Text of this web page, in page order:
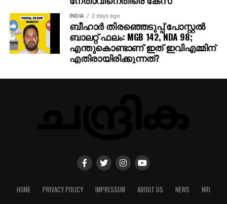
INDIA 2 days ago
ബീഹാർ തിരഞ്ഞെടുപ്പ് പോസ്റ്റൽ
ബാലറ്റ് ഫലം: MGB 142, NDA 98;
എന്തുകൊണ്ടാണ് ഇത് ഇവിഎമ്മിന്
എതിരായിരിക്കുന്നത്?